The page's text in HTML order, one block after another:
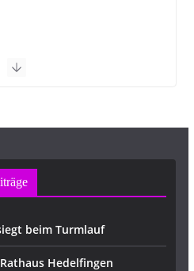
beim Turmlauf
Hedelfingen